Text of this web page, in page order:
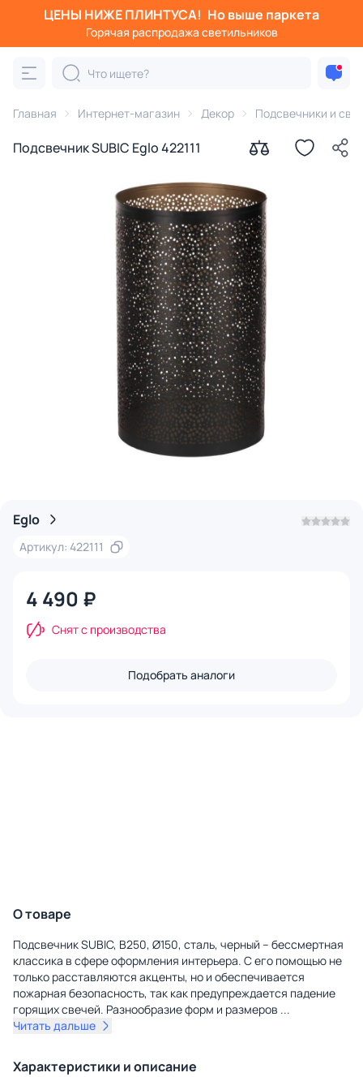
ЦЕНЫ НИЖЕ ПЛИНТУСА! Но выше паркета
Горячая распродажа светильников
Главная Интернет-магазин Декор Подсвечники и
Подсвечник SUBIC Eglo 422111
Eglo
Артикул: 422111
4 490 ₽
Снят с производства
Подобрать аналоги
О товаре
Подсвечник SUBIC, B250, Ø150, сталь, черный – бессмертная
классика в сфере оформления интерьера. С его помощью не
только расставляются акценты, но и обеспечивается
пожарная безопасность, так как предупреждается падение
горящих свечей. Разнообразие форм и размеров ...
Читать дальше
Характеристики и описание